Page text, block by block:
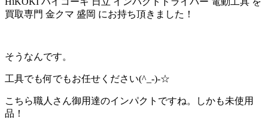
買取専門 金クマ 盛岡 にお持ち頂きました！
そうなんです。
工具でも何でもお任せください(^_-)-☆
こちら職人さん御用達のインパクトですね。しかも未使用
品！